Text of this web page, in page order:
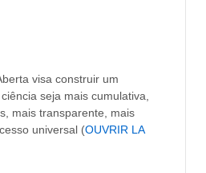
visa construir um
seja mais cumulativa,
mais transparente, mais
universal (OUVRIR LA